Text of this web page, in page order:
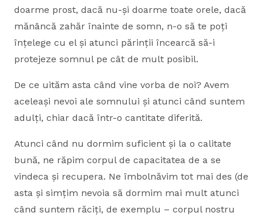
doarme prost, dacă nu-și doarme toate orele, dacă
mănâncă zahăr înainte de somn, n-o să te poți
înțelege cu el și atunci părinții încearcă să-i
protejeze somnul pe cât de mult posibil.
De ce uităm asta când vine vorba de noi? Avem
aceleași nevoi ale somnului și atunci când suntem
adulți, chiar dacă într-o cantitate diferită.
Atunci când nu dormim suficient și la o calitate
bună, ne răpim corpul de capacitatea de a se
vindeca și recupera. Ne îmbolnăvim tot mai des (de
asta și simțim nevoia să dormim mai mult atunci
când suntem răciți, de exemplu – corpul nostru